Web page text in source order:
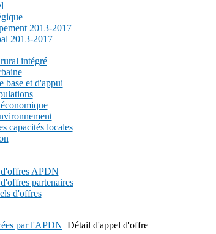
2013-2017
2013-2017
intégré
base et d'appui
capacités locales
APDN
partenaires
d'offres
par l'APDN Détail d'appel d'offre